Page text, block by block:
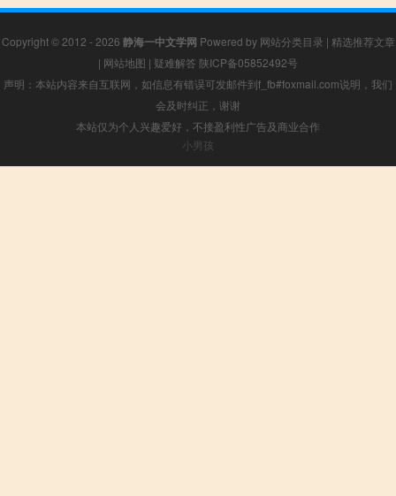
Copyright © 2012 - 2026 静海一中文学网 Powered by 网站分类目录 | 精选推荐文章
| 网站地图 | 疑难解答 陕ICP备05852492号
声明：本站内容来自互联网，如信息有错误可发邮件到f_fb#foxmail.com说明，我们
会及时纠正，谢谢
本站仅为个人兴趣爱好，不接盈利性广告及商业合作
小男孩